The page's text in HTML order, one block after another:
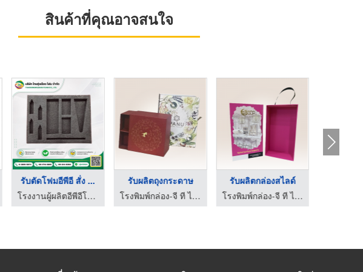
สินค้าที่คุณอาจสนใจ
รับตัดโฟมอีพีอี สั่ง ...
โรงงานผู้ผลิตอีพีอีโฟม ชลบุรี - ไทยรุ่งเรือง โฟม
รับผลิตถุงกระดาษ
โรงพิมพ์กล่อง-จี ที ไอ แพ็คเก็จจิ้ง
รับผลิตกล่องสไลด์
โรงพิมพ์กล่อง-จี ที ไอ แพ็คเก็จจิ้ง